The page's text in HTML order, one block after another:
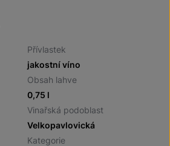
Přívlastek
jakostní víno
Obsah lahve
0,75 l
Vinařská podoblast
Velkopavlovická
Kategorie